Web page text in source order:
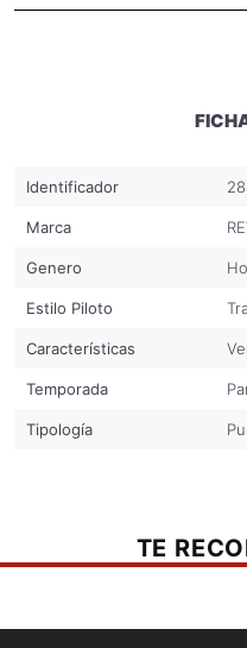
Tejido elástico en el pulgar
Parche antideslizante en la
Identificador
Marca
Genero
Estilo Piloto
Características
Temporada
Tipología
TE